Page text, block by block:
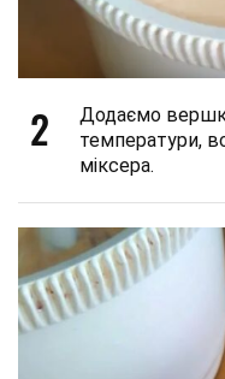
2
Додаємо
температури,
міксера.